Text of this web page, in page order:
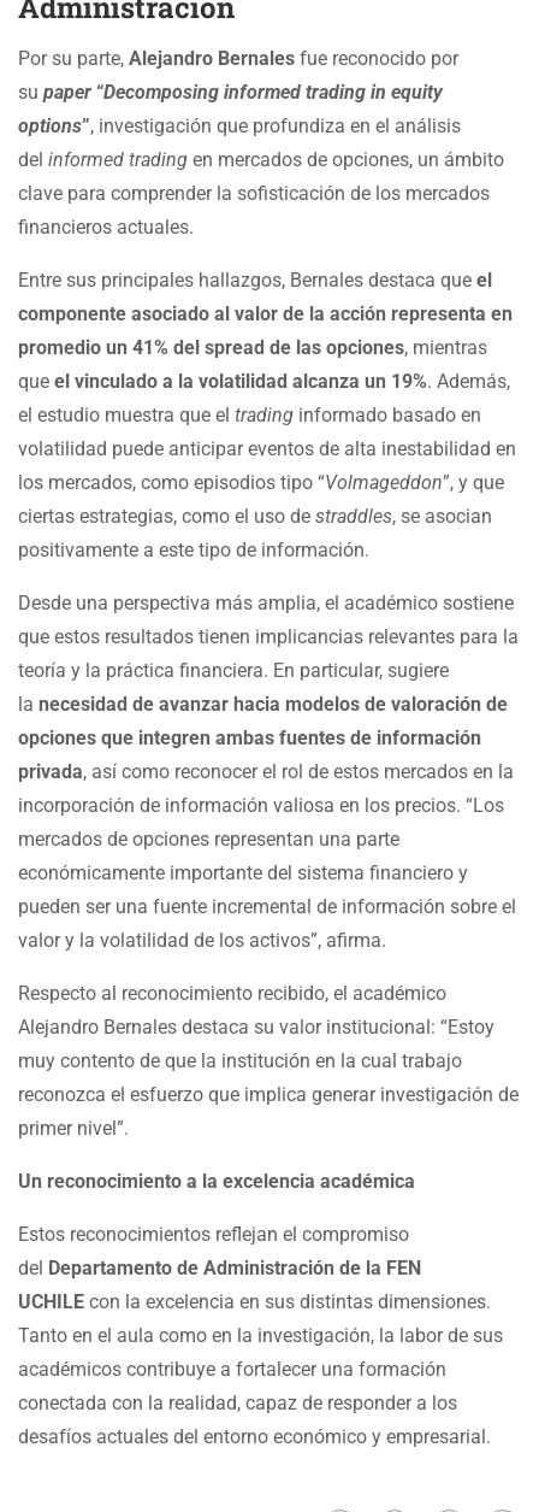
Por su parte, Alejandro Bernales fue reconocido por
su paper “Decomposing informed trading in equity
options”, investigación que profundiza en el análisis
del informed trading en mercados de opciones, un ámbito
clave para comprender la sofisticación de los mercados
financieros actuales.
Entre sus principales hallazgos, Bernales destaca que el
componente asociado al valor de la acción representa en
promedio un 41% del spread de las opciones, mientras
que el vinculado a la volatilidad alcanza un 19%. Además,
el estudio muestra que el trading informado basado en
volatilidad puede anticipar eventos de alta inestabilidad en
los mercados, como episodios tipo “Volmageddon”, y que
ciertas estrategias, como el uso de straddles, se asocian
positivamente a este tipo de información.
Desde una perspectiva más amplia, el académico sostiene
que estos resultados tienen implicancias relevantes para la
teoría y la práctica financiera. En particular, sugiere
la necesidad de avanzar hacia modelos de valoración de
opciones que integren ambas fuentes de información
privada, así como reconocer el rol de estos mercados en la
incorporación de información valiosa en los precios. “Los
mercados de opciones representan una parte
económicamente importante del sistema financiero y
pueden ser una fuente incremental de información sobre el
valor y la volatilidad de los activos”, afirma.
Respecto al reconocimiento recibido, el académico
Alejandro Bernales destaca su valor institucional: “Estoy
muy contento de que la institución en la cual trabajo
reconozca el esfuerzo que implica generar investigación de
primer nivel”.
Un reconocimiento a la excelencia académica
Estos reconocimientos reflejan el compromiso
del Departamento de Administración de la FEN
UCHILE con la excelencia en sus distintas dimensiones.
Tanto en el aula como en la investigación, la labor de sus
académicos contribuye a fortalecer una formación
conectada con la realidad, capaz de responder a los
desafíos actuales del entorno económico y empresarial.